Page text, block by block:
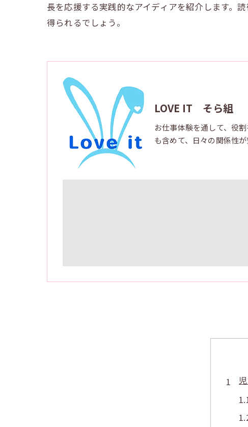
長を応援する実践的なアイディアを紹介します。
得られるでしょう。
LOVE IT そら組
お仕事体験を通して、役
も含めて、日々の関係性